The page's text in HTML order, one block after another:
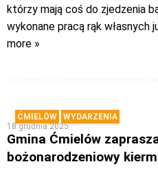
którzy mają coś do zjedzenia
wykonane pracą rąk własnych
more »
ĆMIELÓW
WYDARZENIA
18 grudnia 2025
Gmina Ćmielów
bożonarodzeniowy